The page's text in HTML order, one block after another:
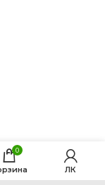
0
ЛК